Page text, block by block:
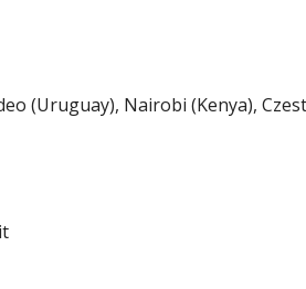
(Uruguay), Nairobi (Kenya),